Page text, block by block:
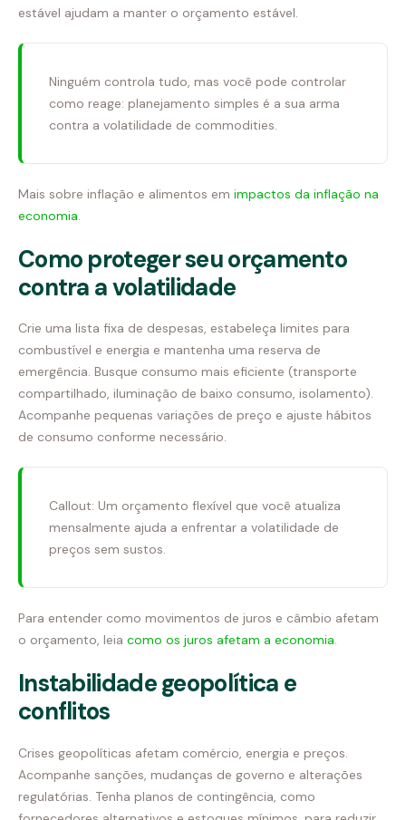
estável ajudam a manter o orçamento estável.
Ninguém controla tudo, mas você pode controlar
como reage: planejamento simples é a sua arma
contra a volatilidade de commodities.
Mais sobre inflação e alimentos em impactos da inflação na
economia.
Como proteger seu orçamento
contra a volatilidade
Crie uma lista fixa de despesas, estabeleça limites para
combustível e energia e mantenha uma reserva de
emergência. Busque consumo mais eficiente (transporte
compartilhado, iluminação de baixo consumo, isolamento).
Acompanhe pequenas variações de preço e ajuste hábitos
de consumo conforme necessário.
Callout: Um orçamento flexível que você atualiza
mensalmente ajuda a enfrentar a volatilidade de
preços sem sustos.
Para entender como movimentos de juros e câmbio afetam
o orçamento, leia como os juros afetam a economia.
Instabilidade geopolítica e
conflitos
Crises geopolíticas afetam comércio, energia e preços.
Acompanhe sanções, mudanças de governo e alterações
regulatórias. Tenha planos de contingência, como